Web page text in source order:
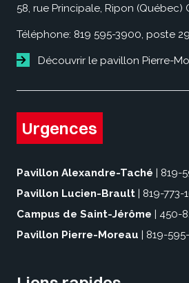
58, rue Principale, Ripon (Québec)
Téléphone: 819 595-3900, poste
Découvrir le pavillon Pierre-
Urgences
Pavillon Alexandre-Taché | 819-
Pavillon Lucien-Brault | 819-773-
Campus de Saint-Jérôme | 450-
Pavillon Pierre-Moreau | 819-